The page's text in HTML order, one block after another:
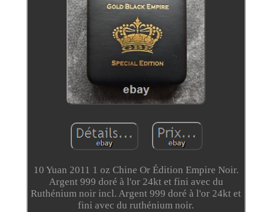
10 Yuan 2011 1 oz Chine Or Édition Empire Noir.
Argent 999 doré à l'or 24kt et fini avec du
Ruthénium noir incl. Argent 999 doré à l'or 24kt et
fini avec du ruthénium noir.